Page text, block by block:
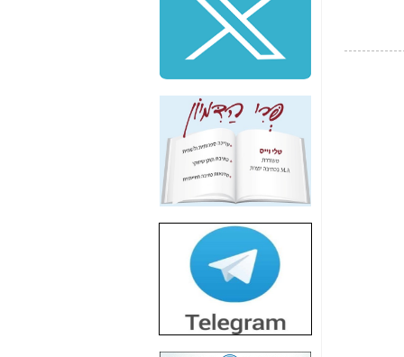
שלמה פילבר (עד
לאחרונה מנכ"ל משרד
התקשורת) - עד
מדינה? הצחקתם
"יש אפליה בחקירה"?
חשיפה: למה השר
משה כחלון לא נחקר
עד היום? -
כאן
הדומה לזו של "תיק
4000" אך בתחום
הסלולר -
חשיפת מה שלא
רוצים שתדעו בעניין
פריסת אנלימיטד
(בניחוח בלתי נסבל) -
כאן